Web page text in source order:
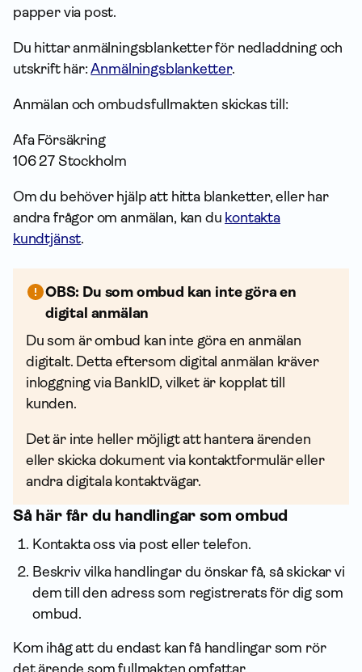
papper via post.
Du hittar anmälnings­blanketter för nedladdning och
utskrift här:Anmälningsblanketter.
Anmälan och ombudsfullmakten skickas till:
Afa För­säkring
106 27 Stockholm
Om du behöver hjälp att hitta blanketter, eller har
andra frågor om anmälan, kan du kontakta
kundtjänst.
OBS: Du som ombud kan inte göra en
digital anmälan
Du som är ombud kan inte göra en anmälan
digitalt. Detta eftersom digital anmälan kräver
inloggning via BankID, vilket är kopplat till
kunden.
Det är inte heller möjligt att hantera ärenden
eller skicka dokument via kontaktformulär eller
andra digitala kontaktvägar.
Så här får du handlingar som ombud
Kontakta oss via post eller telefon.
Beskriv vilka handlingar du önskar få, så skickar vi
dem till den adress som registrerats för dig som
ombud.
Kom ihåg att du endast kan få handlingar som rör
det ärende som fullmakten omfattar.